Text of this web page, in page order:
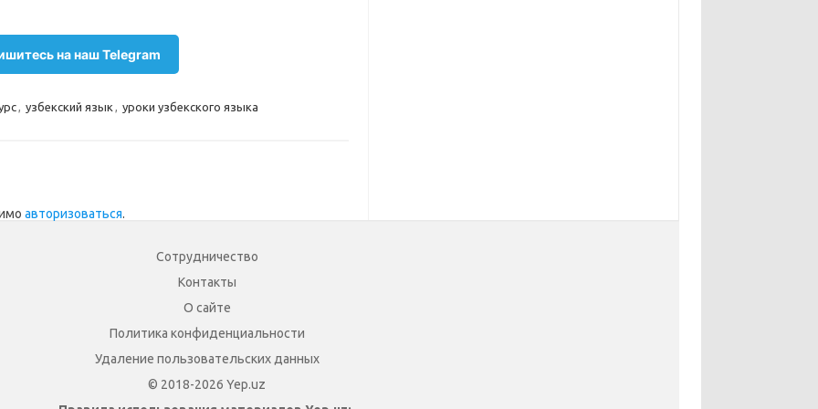
на наш Telegram
, узбекский язык , уроки узбекского языка
авторизоваться.
Сотрудничество
Контакты
О сайте
Политика конфиденциальности
Удаление пользовательских данных
© 2018-2026 Yep.uz